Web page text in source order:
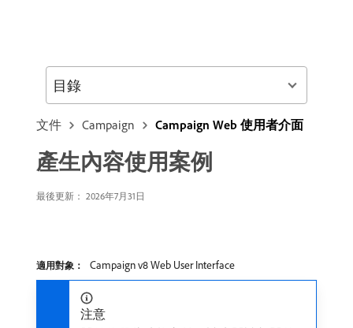
文件 Campaign Campaign Web 使用者介面
產生內容使用案例
最後更新： 2026年7月31日
適用對象： Campaign v8 Web User Interface
注意
目錄